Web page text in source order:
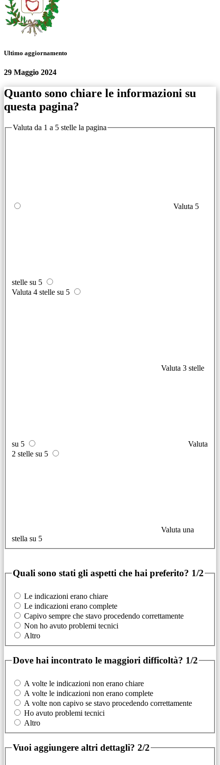
Ultimo aggiornamento
29 Maggio 2024
Quanto sono chiare le informazioni su
questa pagina?
Valuta da 1 a 5 stelle la pagina
Valuta 5
stelle su 5
Valuta 4 stelle su 5
Valuta 3 stelle
su 5
Valuta
2 stelle su 5
Valuta una
stella su 5
Quali sono stati gli aspetti che hai preferito? 1/2
Le indicazioni erano chiare
Le indicazioni erano complete
Capivo sempre che stavo procedendo correttamente
Non ho avuto problemi tecnici
Altro
Dove hai incontrato le maggiori difficoltà? 1/2
A volte le indicazioni non erano chiare
A volte le indicazioni non erano complete
A volte non capivo se stavo procedendo correttamente
Ho avuto problemi tecnici
Altro
Vuoi aggiungere altri dettagli? 2/2